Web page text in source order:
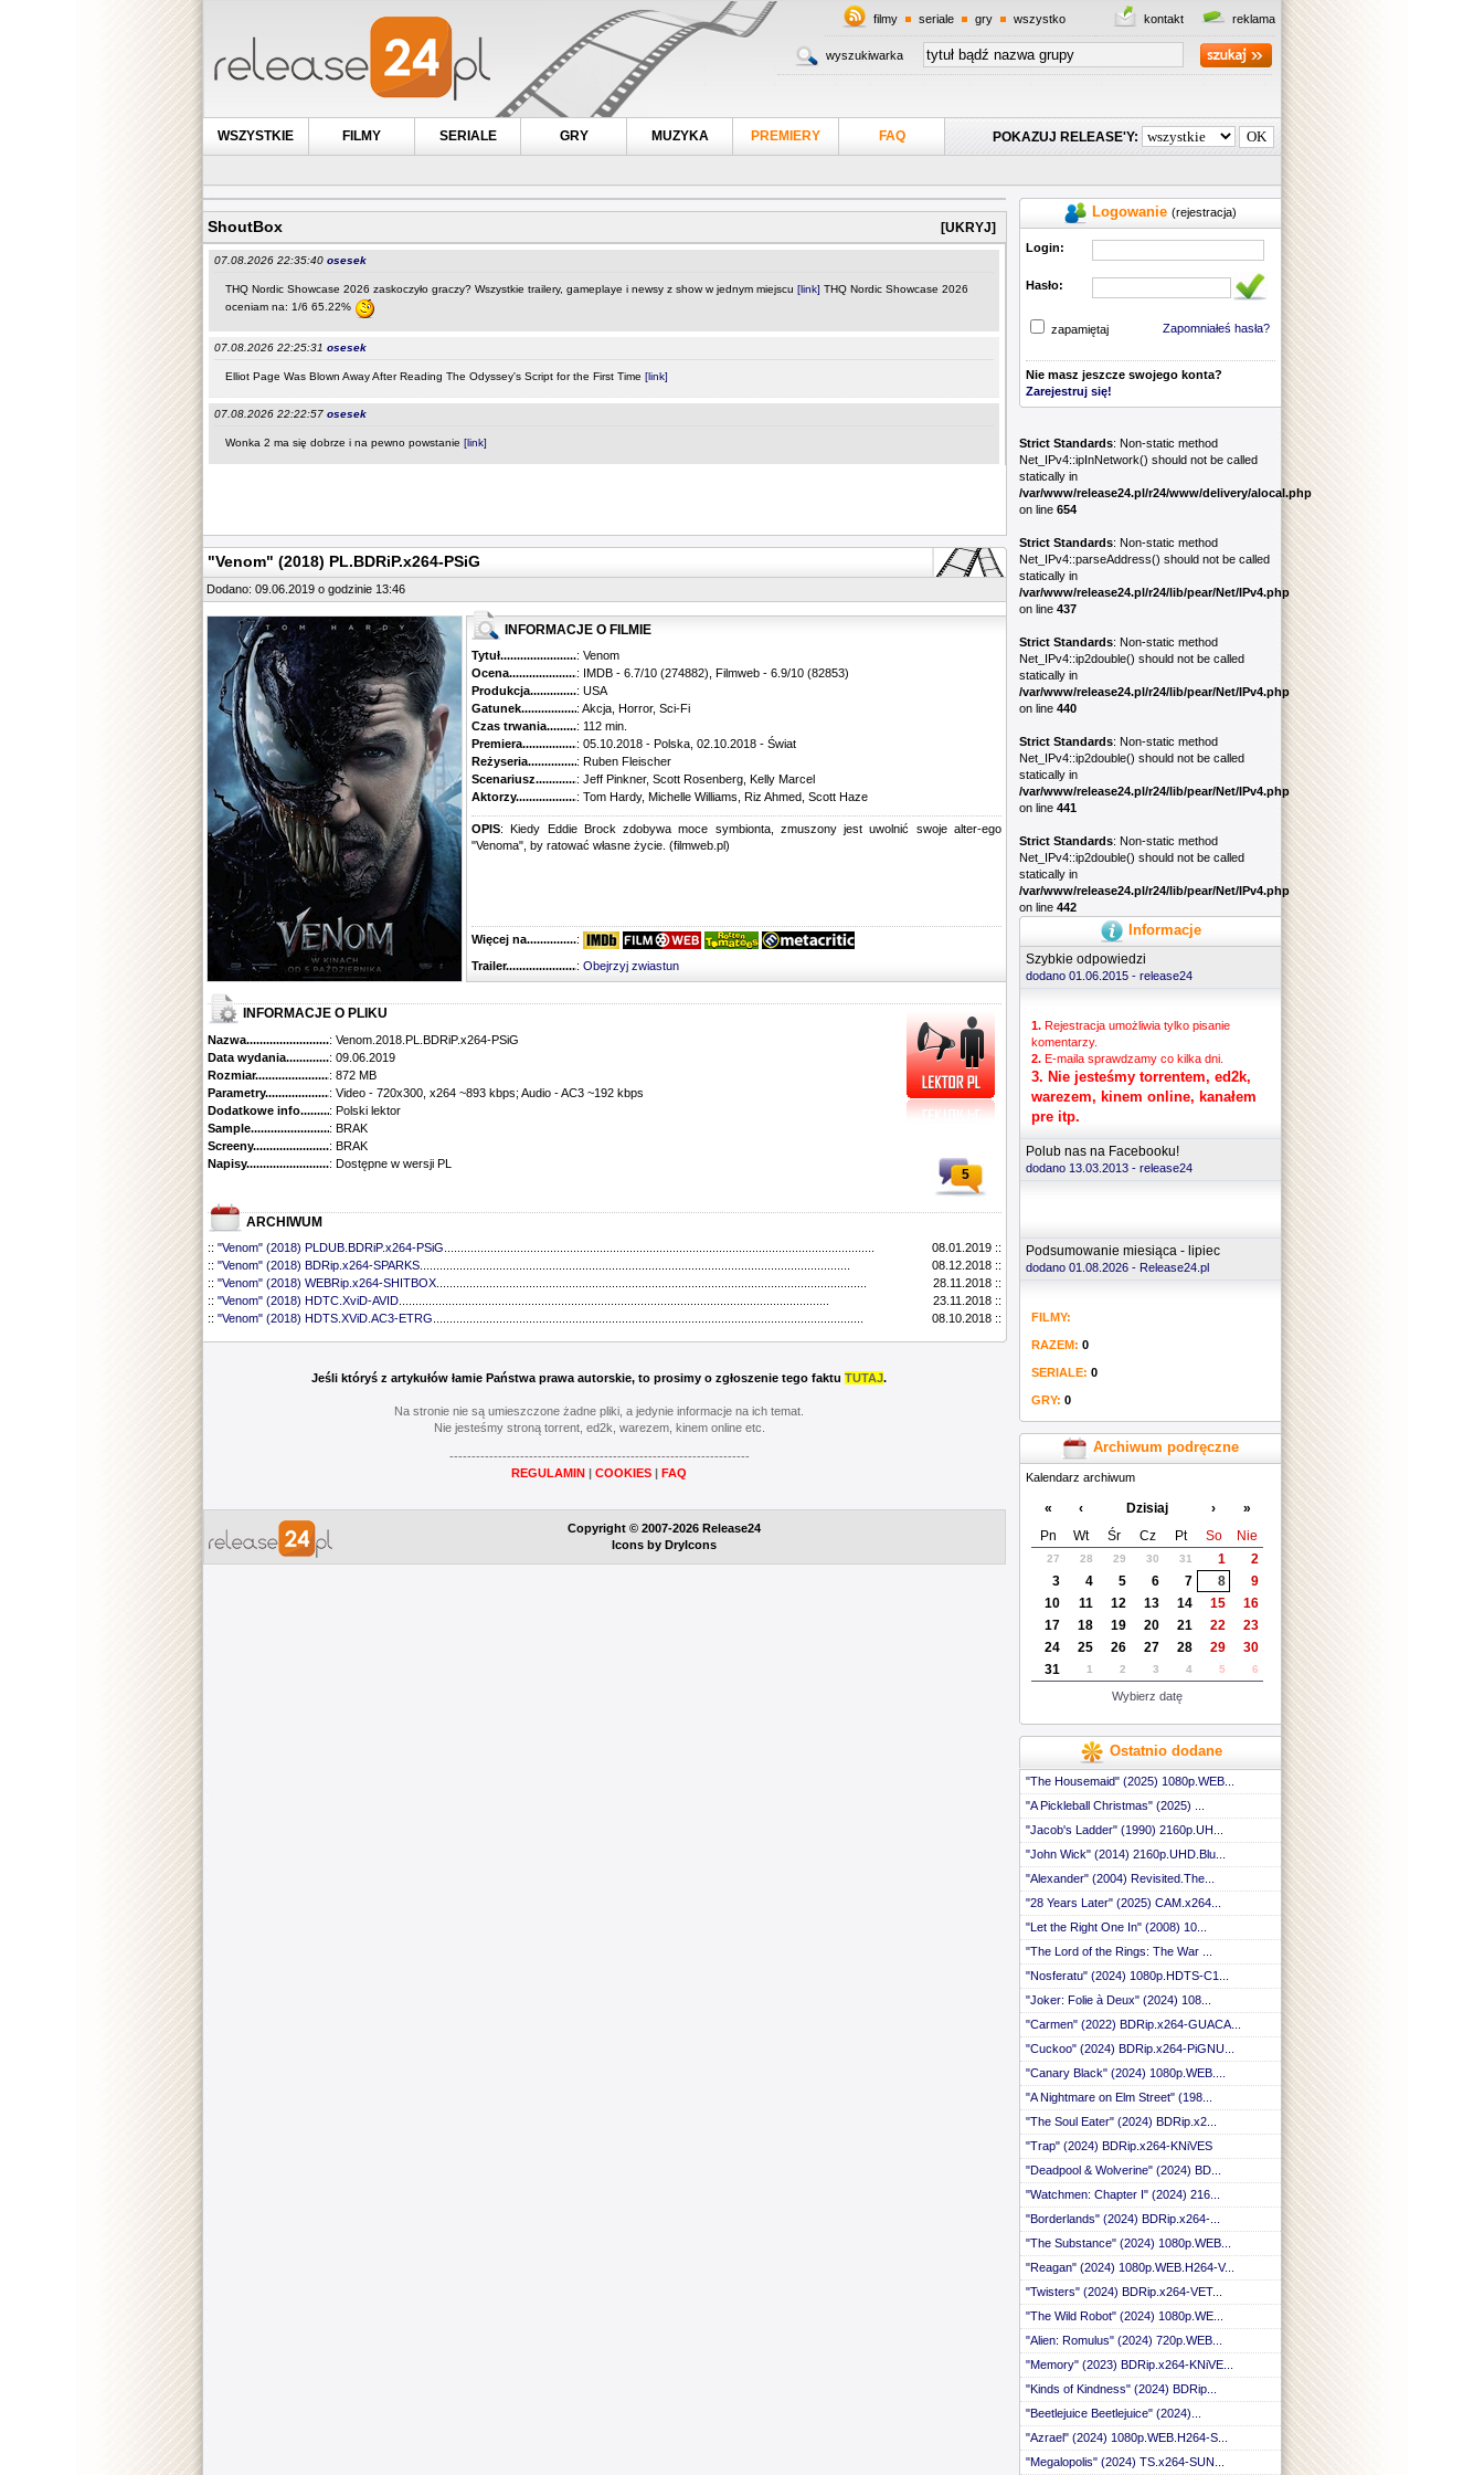
reklama
kontakt
filmy seriale gry wszystko
wyszukiwarka
POKAZUJ RELEASE'Y:
WSZYSTKIE FILMY SERIALE GRY MUZYKA PREMIERY FAQ
Logowanie (rejestracja)
Login:
Hasło:
Zapomniałeś hasła?
zapamiętaj
Nie masz jeszcze swojego konta?
Zarejestruj się!
Strict Standards: Non-static method
Net_IPv4::ipInNetwork() should not be called
statically in
/var/www/release24.pl/r24/www/delivery/alocal.php
on line 654
Strict Standards: Non-static method
Net_IPv4::parseAddress() should not be called
statically in
/var/www/release24.pl/r24/lib/pear/Net/IPv4.php
on line 437
Strict Standards: Non-static method
Net_IPv4::ip2double() should not be called
statically in
/var/www/release24.pl/r24/lib/pear/Net/IPv4.php
on line 440
Strict Standards: Non-static method
Net_IPv4::ip2double() should not be called
statically in
/var/www/release24.pl/r24/lib/pear/Net/IPv4.php
on line 441
Strict Standards: Non-static method
Net_IPv4::ip2double() should not be called
statically in
/var/www/release24.pl/r24/lib/pear/Net/IPv4.php
on line 442
Informacje
Szybkie odpowiedzi
dodano 01.06.2015 - release24
1. Rejestracja umożliwia tylko pisanie
komentarzy.
2. E-maila sprawdzamy co kilka dni.
3. Nie jesteśmy torrentem, ed2k,
warezem, kinem online, kanałem
pre itp.
Polub nas na Facebooku!
dodano 13.03.2013 - release24
Podsumowanie miesiąca - lipiec
dodano 01.08.2026 - Release24.pl
FILMY:
RAZEM: 0
SERIALE: 0
GRY: 0
Archiwum podręczne
Kalendarz archiwum
« ‹ Dzisiaj ›
»
Pn
Wt Śr Cz Pt So Nie
27 28 29 30 31 1
2
3
4 5 6 7 8
9
10
11 12 13 14 15
16
17
18 19 20 21 22
23
24
25 26 27 28 29
30
31
1 2 3 4 5 6
Wybierz datę
Ostatnio dodane
"The Housemaid" (2025) 1080p.WEB...
"A Pickleball Christmas" (2025) ...
"Jacob's Ladder" (1990) 2160p.UH...
"John Wick" (2014) 2160p.UHD.Blu...
"Alexander" (2004) Revisited.The...
"28 Years Later" (2025) CAM.x264...
"Let the Right One In" (2008) 10...
"The Lord of the Rings: The War ...
"Nosferatu" (2024) 1080p.HDTS-C1...
"Joker: Folie à Deux" (2024) 108...
"Carmen" (2022) BDRip.x264-GUACA...
"Cuckoo" (2024) BDRip.x264-PiGNU...
"Canary Black" (2024) 1080p.WEB....
"A Nightmare on Elm Street" (198...
"The Soul Eater" (2024) BDRip.x2...
"Trap" (2024) BDRip.x264-KNiVES
"Deadpool & Wolverine" (2024) BD...
"Watchmen: Chapter I" (2024) 216...
"Borderlands" (2024) BDRip.x264-...
"The Substance" (2024) 1080p.WEB...
"Reagan" (2024) 1080p.WEB.H264-V...
"Twisters" (2024) BDRip.x264-VET...
"The Wild Robot" (2024) 1080p.WE...
"Alien: Romulus" (2024) 720p.WEB...
"Memory" (2023) BDRip.x264-KNiVE...
"Kinds of Kindness" (2024) BDRip...
"Beetlejuice Beetlejuice" (2024)...
"Azrael" (2024) 1080p.WEB.H264-S...
"Megalopolis" (2024) TS.x264-SUN...
[UKRYJ]
ShoutBox
"Venom" (2018) PL.BDRiP.x264-PSiG
Dodano: 09.06.2019 o godzinie 13:46
INFORMACJE O FILMIE
Tytuł............................................
: Venom
Ocena.............................................: IMDB - 6.7/10 (274882), Filmweb - 6.9/10 (82853)
Produkcja.........................................
: USA
Gatunek...........................................
: Akcja, Horror, Sci-Fi
Czas trwania......................................
: 112 min.
Premiera..........................................: 05.10.2018 - Polska, 02.10.2018 - Świat
Reżyseria........................................
: Ruben Fleischer
Scenariusz........................................: Jeff Pinkner, Scott Rosenberg, Kelly Marcel
Aktorzy...........................................: Tom Hardy, Michelle Williams, Riz Ahmed, Scott Haze
OPIS: Kiedy Eddie Brock zdobywa moce symbionta, zmuszony jest uwolnić swoje alter-ego
"Venoma", by ratować własne życie. (filmweb.pl)
Więcej na........................................
:
Trailer...........................................
: Obejrzyj zwiastun
INFORMACJE O PLIKU
Nazwa.............................................: Venom.2018.PL.BDRiP.x264-PSiG
Data wydania......................................
: 09.06.2019
Rozmiar...........................................
: 872 MB
Parametry.........................................: Video - 720x300, x264 ~893 kbps; Audio - AC3 ~192 kbps
Dodatkowe info....................................
: Polski lektor
Sample............................................
: BRAK
Screeny...........................................
: BRAK
Napisy............................................
: Dostępne w wersji PL
5
ARCHIWUM
:: "Venom" (2018) PLDUB.BDRiP.x264-PSiG
08.01.2019 ::
:: "Venom" (2018) BDRip.x264-SPARKS
08.12.2018 ::
:: "Venom" (2018) WEBRip.x264-SHITBOX
28.11.2018 ::
:: "Venom" (2018) HDTC.XviD-AVID
23.11.2018 ::
:: "Venom" (2018) HDTS.XViD.AC3-ETRG 08.10.2018 ::
Jeśli któryś z artykułów łamie Państwa prawa autorskie, to prosimy o zgłoszenie tego faktu TUTAJ.
Na stronie nie są umieszczone żadne pliki, a jedynie informacje na ich temat.
Nie jesteśmy stroną torrent, ed2k, warezem, kinem online etc.
--------------------------------------------------------------------
REGULAMIN
COOKIES FAQ
Copyright © 2007-2026 Release24
Icons by DryIcons